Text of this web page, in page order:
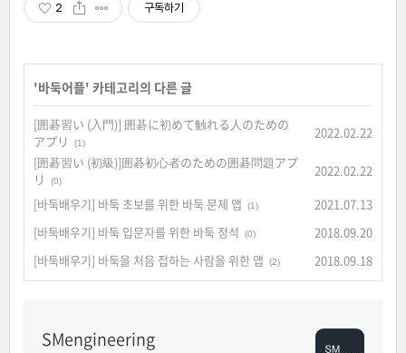
2 구독하기
'바둑어플' 카테고리의 다른 글
[囲碁習い (入門)] 囲碁に初めて触れる人のための
アプリ
(1)
2022.02.22
[囲碁習い (初級)]囲碁初心者のための囲碁問題アプ
リ
(0)
2022.02.22
[바둑배우기] 바둑 초보를 위한 바둑 문제 앱
(1)
2021.07.13
[바둑배우기] 바둑 입문자를 위한 바둑 정석
(0)
2018.09.20
[바둑배우기] 바둑을 처음 접하는 사람을 위한 앱
(2) 2018.09.18
SMengineering